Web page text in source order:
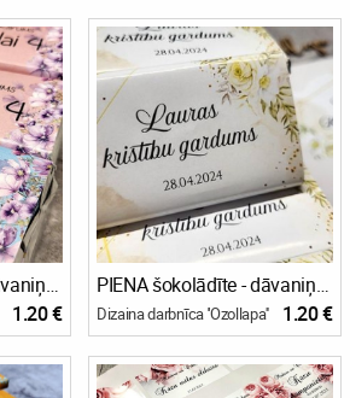
PIENA šokolādīte - dāvaniņa viesiem jubilejā
1.20 €
PIENA šokolādīte - dāvaniņa viesiem jubilejā
Dizaina darbnīca ''Ozollapa'' 1.20 €